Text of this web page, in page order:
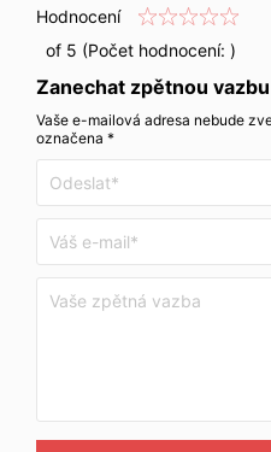
Hodnocení
of 5 (Počet hodnocení: )
Zanechat zpětnou vazbu
Vaše e-mailová adresa nebude
označena *